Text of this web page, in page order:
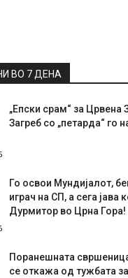
ВО 7 ДЕНА
„Епски срам“ за
Загреб со „петарда“ го
Го освои Мундијалот,
играч на СП, а сега јава
Дурмитор во Црна Гора!
Поранешната
се откажа од тужбата